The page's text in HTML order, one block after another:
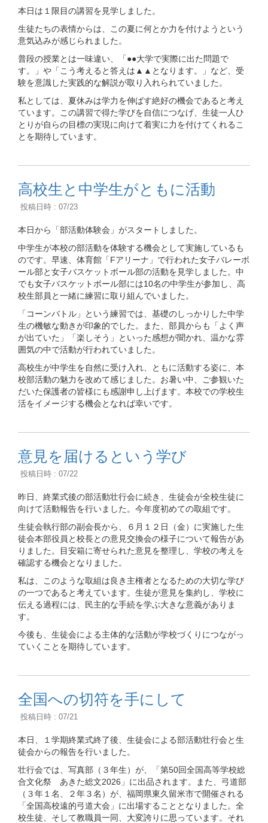
本日は１限目の講習を見学しました。
生徒たちの表情からは、この夏に何とか力を付けようという
意気込みが感じられました。
普段の授業とは一味違い、「●●大学で実際に出た問題で
す。」や「こう考えると答えは▲▲となります。」など、受
験を意識した実践的な解説が取り入れられていました。
私としては、夏休みは学力を伸ばす絶好の機会であると考え
ています。この講習で得た学びを自信につなげ、生徒一人ひ
とりが自らの目標の実現に向けて着実に力を付けてくれるこ
とを期待しています。
高校生と中学生がともに活動
投稿日時 : 07/23
本日から「部活動体験会」がスタートしました。
中学生が本校の部活動を体験する機会として実施しているも
のです。早速、体育館「Fアリーナ」で行われた女子バレーボ
ール部と女子バスケットボール部の活動を見学しました。中
でも女子バスケットボール部には10名の中学生が参加し、高
校生部員と一緒に練習に取り組んでいました。
「コーンバトル」という練習では、基礎のしっかりした中学
生の機敏な動きが印象的でした。また、部員からも「よく声
が出ていた」「楽しそう」といった感想が聞かれ、温かな雰
囲気の中で活動が行われていました。
高校生が中学生を自然に受け入れ、ともに活動する姿に、本
校部活動の魅力を改めて感じました。お暑い中、ご参観いた
だいた保護者の皆様にも感謝申し上げます。本校での学校生
活をイメージする機会となれば幸いです。
意見を届けるという学び
投稿日時 : 07/22
昨日、終業式後の部活動壮行会に続き、生徒会が全校生徒に
向けて活動報告を行いました。今年度初めての取組です。
生徒会執行部の副会長から、６月１２日（金）に実施した生
徒会本部役員と校長との意見交換会の様子について報告があ
りました。目安箱に寄せられた意見を整理し、学校の考えを
確認する機会となりました。
私は、このような取組は良き主権者となるための大切な学び
の一つであると考えています。生徒が意見を集約し、学校に
伝える過程には、民主的な手続を学ぶ大きな意義がありま
す。
今後も、生徒会による主体的な活動が学校づくりにつながっ
ていくことを期待しています。
全国への切符を手にして
投稿日時 : 07/21
本日、１学期終業式終了後、生徒会による部活動壮行会と生
徒会からの報告を行いました。
壮行会では、写真部（３年生）が、「第50回全国高等学校総
合文化祭 あきた総文2026」に出品されます。また、弓道部
（３年１名、２年３名）が、福岡県東久留米市で開催される
「全国高校遠的弓道大会」に出場することとなりました。全
校生徒、そして教職員一同、大変誇りに思っています。それ